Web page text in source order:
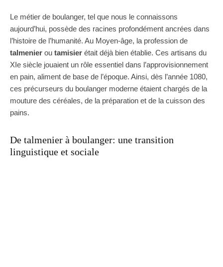
Le métier de boulanger, tel que nous le connaissons
aujourd’hui, possède des racines profondément ancrées dans
l’histoire de l’humanité. Au Moyen-âge, la profession de
talmenier ou tamisier était déjà bien établie. Ces artisans du
XIe siècle jouaient un rôle essentiel dans l’approvisionnement
en pain, aliment de base de l’époque. Ainsi, dès l’année 1080,
ces précurseurs du boulanger moderne étaient chargés de la
mouture des céréales, de la préparation et de la cuisson des
pains.
De talmenier à boulanger: une transition
linguistique et sociale